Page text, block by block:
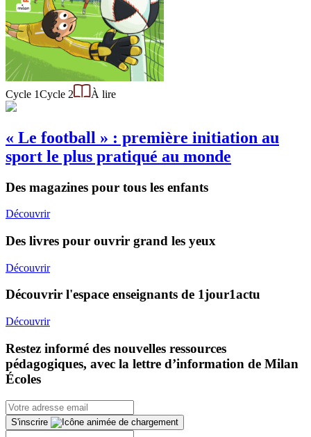
Cycle 1Cycle 2 À lire
« Le football » : première initiation au
sport le plus pratiqué au monde
Des magazines pour tous les enfants
Découvrir
Des livres pour ouvrir grand les yeux
Découvrir
Découvrir l'espace enseignants de 1jour1actu
Découvrir
Restez informé des nouvelles ressources
pédagogiques, avec la lettre d’information de Milan
Écoles
S'inscrire